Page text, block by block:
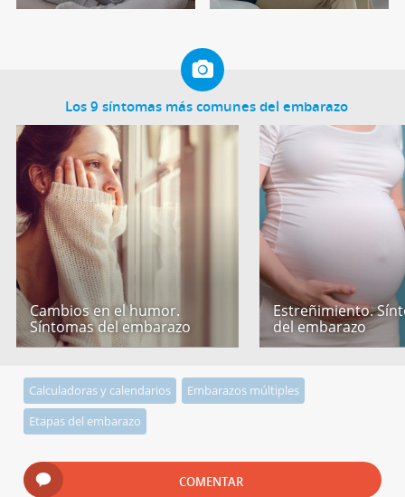
Los 9 síntomas más comunes del embarazo
Cambios en el humor.
Síntomas del embarazo
Estreñimiento.
del embarazo
Calculadoras y calendarios
Embarazos múltiples
Etapas del embarazo
COMENTAR